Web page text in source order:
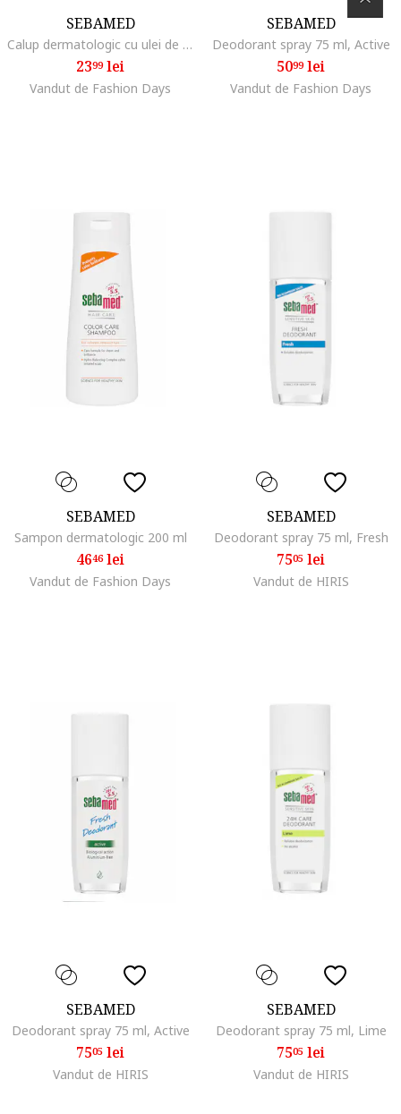
SEBAMED
Calup dermatologic cu ulei de masline pentru piele sensibila si normala, 150 g
2399lei
Vandut de Fashion Days
SEBAMED
Deodorant spray 75 ml, Active
5099lei
Vandut de Fashion Days
SEBAMED
Sampon dermatologic 200 ml
4646lei
Vandut de Fashion Days
SEBAMED
Deodorant spray 75 ml, Fresh
7505 lei
Vandut de HIRIS
SEBAMED
Deodorant spray 75 ml, Active
7505 lei
Vandut de HIRIS
SEBAMED
Deodorant spray 75 ml, Lime
7505 lei
Vandut de HIRIS